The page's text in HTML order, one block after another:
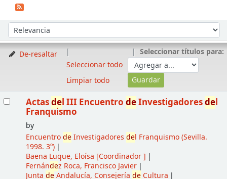
Ordenar por:
De-resaltar
Seleccionar todo
Limpiar todo
Seleccionar títulos para:
Actasdel III Encuentro deInvestigadoresdel
Franquismo
by
EncuentrodeInvestigadores del Franquismo(Sevilla.
1998. 3º)
Baena Luque, Eloísa [Coordinador ]
Fernández Roca, Francisco Javier
Junta deAndalucía, Consejería deCultura